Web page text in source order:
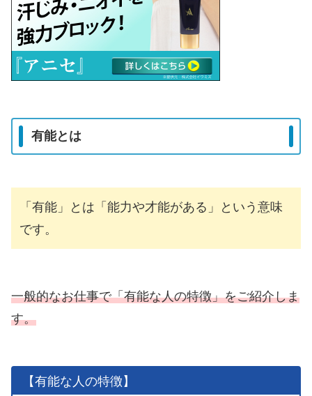
有能とは
「有能」とは「能力や才能がある」という意味
です。
一般的なお仕事で「有能な人の特徴」をご紹介しま
す。
【有能な人の特徴】